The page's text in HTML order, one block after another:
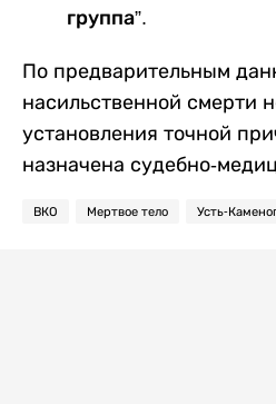
группа”.
По предварительным
насильственной смерти
установления точной
назначена судебно-
ВКО Мертвое тело Усть-